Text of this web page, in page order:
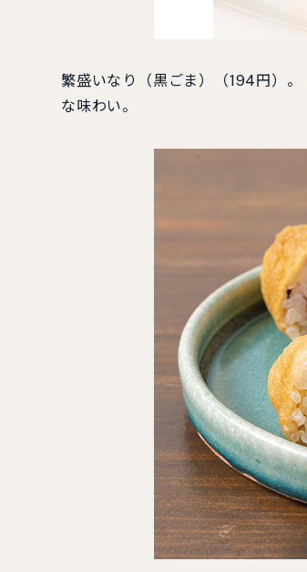
繁盛いなり（黒ごま）（194円）
な味わい。